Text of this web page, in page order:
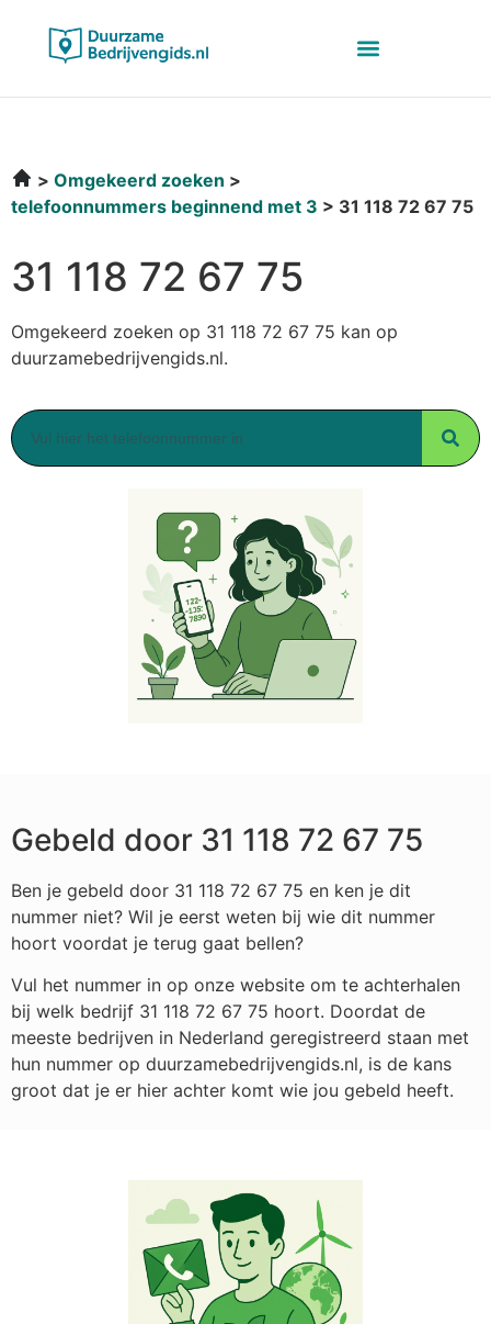
Omgekeerd zoeken
telefoonnummers beginnend met 3
31 118 72 67 75
31 118 72 67 75
Omgekeerd zoeken op 31 118 72 67 75 kan op
duurzamebedrijvengids.nl.
Gebeld door 31 118 72 67 75
Ben je gebeld door 31 118 72 67 75 en ken je dit
nummer niet? Wil je eerst weten bij wie dit nummer
hoort voordat je terug gaat bellen?
Vul het nummer in op onze website om te achterhalen
bij welk bedrijf 31 118 72 67 75 hoort. Doordat de
meeste bedrijven in Nederland geregistreerd staan met
hun nummer op duurzamebedrijvengids.nl, is de kans
groot dat je er hier achter komt wie jou gebeld heeft.